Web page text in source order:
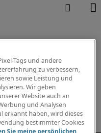
Tags und andere
zu verbessern,
sowie Leistung und
Wir geben
Website auch an
und Analysen
erkannt haben, wird dieses
bestimmter Cookies